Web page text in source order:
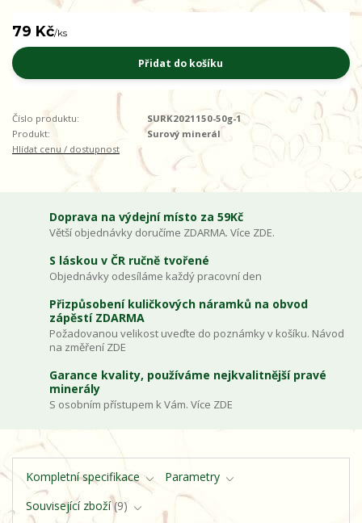
79 Kč/ks
Přidat do košíku
Číslo produktu:
SURK2021150-50g-1
Produkt:
Surový minerál
Hlídat cenu / dostupnost
Doprava na výdejní místo za 59Kč
Větší objednávky doručíme ZDARMA. Více ZDE.
S láskou v ČR ručně tvořené
Objednávky odesíláme každý pracovní den
Přizpůsobení kuličkových náramků na obvod
zápěstí ZDARMA
Požadovanou velikost uveďte do poznámky v košíku. Návod
na změření ZDE
Garance kvality, používáme nejkvalitnější pravé
minerály
S osobním přístupem k Vám. Více ZDE
Kompletní specifikace
Parametry
Související zboží 9